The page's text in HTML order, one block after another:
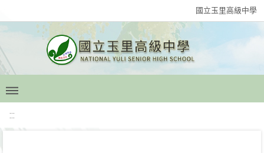
國立玉里高級中學
:::